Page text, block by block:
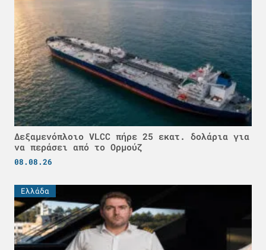
Δεξαμενόπλοιο VLCC πήρε 25 εκατ. δολάρια για
να περάσει από το Ορμούζ
08.08.26
Ελλάδα